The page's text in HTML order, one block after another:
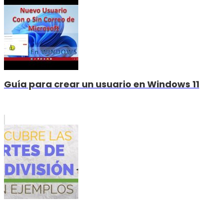
Guía para crear un usuario en Windows 11